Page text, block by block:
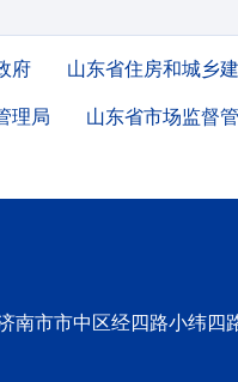
府 山东省住房和城乡
理局 山东省市场监督
南市市中区经四路小纬四